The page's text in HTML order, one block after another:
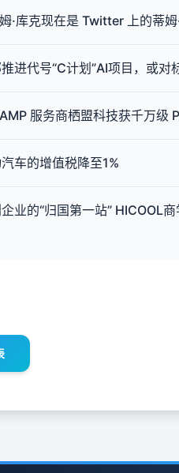
·库克现在是 Twitter 上的蒂姆
进代号“C计划”AI项目，或对
服务商栖盟科技获千万级
车的增值税降至1%
业的“归国第一站” HICOOL